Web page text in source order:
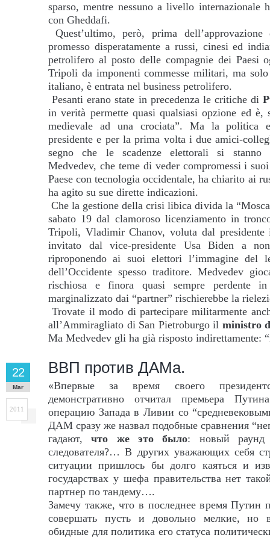
sparso, mentre nessuno a livello internazionale
con Gheddafi.
Quest’ultimo, però, prima
promesso disperatamente a russi, cinesi ed
petrolifero al posto delle compagnie dei Paesi
Tripoli da imponenti commesse militari, ma solo
italiano, è entrata nel business petrolifero.
Pesanti erano state in precedenza le critiche di
in verità permette quasi qualsiasi opzione ed
medievale ad una crociata”. Ma la politica
presidente e per la prima volta i due amici-
segno che le scadenze elettorali si stanno
Medvedev, che teme di veder compromessi i
Paese con tecnologia occidentale, ha chiarito ai
ha agito su sue dirette indicazioni.
Che la gestione della crisi libica divida la
sabato 19 dal clamoroso licenziamento in
Tripoli, Vladimir Chanov, voluta dal presidente
invitato dal vice-presidente Usa Biden a
riproponendo ai suoi elettori l’immagine del
dell’Occidente spesso traditore. Medvedev
rischiosa e finora quasi sempre perdente in
marginalizzato dai “partner” rischierebbe la
Trovate il modo di partecipare militarmente
all’Ammiragliato di San Pietroburgo il ministro
Ma Medvedev gli ha già risposto indirettamente:
ВВП против ДАМа.
22
Mar
2011
«Впервые за время своего
демонстративно отчитал премьера
операцию Запада в Ливии со
ДАМ сразу же назвал подобные сравнения
гадают,что же это было: новый раунд
следователя?… В других уважающих себя
ситуации пришлось бы долго каяться и
государствах у шефа правительства нет
партнер по тандему….
Замечу также, что в последнее время Путин
совершать пусть и довольно мелкие, но
обидные для политика его статуса